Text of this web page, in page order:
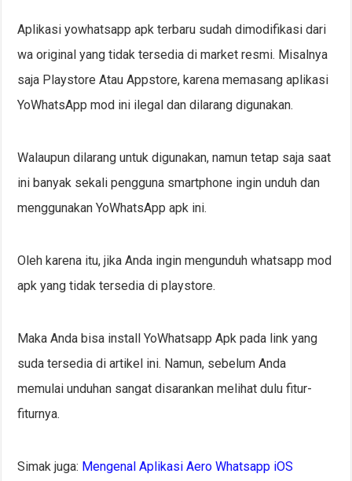
Aplikasi yowhatsapp apk terbaru sudah dimodifikasi dari
wa original yang tidak tersedia di market resmi. Misalnya
saja Playstore Atau Appstore, karena memasang aplikasi
YoWhatsApp mod ini ilegal dan dilarang digunakan.
Walaupun dilarang untuk digunakan, namun tetap saja saat
ini banyak sekali pengguna smartphone ingin unduh dan
menggunakan YoWhatsApp apk ini.
Oleh karena itu, jika Anda ingin mengunduh whatsapp mod
apk yang tidak tersedia di playstore.
Maka Anda bisa install YoWhatsapp Apk pada link yang
suda tersedia di artikel ini. Namun, sebelum Anda
memulai unduhan sangat disarankan melihat dulu fitur-
fiturnya.
Simak juga: Mengenal Aplikasi Aero Whatsapp iOS